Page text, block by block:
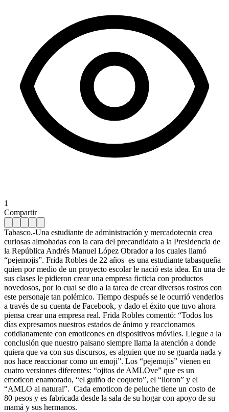
1
Compartir
Tabasco.-Una estudiante de administración y mercadotecnia crea
curiosas almohadas con la cara del precandidato a la Presidencia de
la República Andrés Manuel López Obrador a los cuales llamó
“pejemojis”. Frida Robles de 22 años es una estudiante tabasqueña
quien por medio de un proyecto escolar le nació esta idea. En una de
sus clases le pidieron crear una empresa ficticia con productos
novedosos, por lo cual se dio a la tarea de crear diversos rostros con
este personaje tan polémico. Tiempo después se le ocurrió venderlos
a través de su cuenta de Facebook, y dado el éxito que tuvo ahora
piensa crear una empresa real. Frida Robles comentó: “Todos los
días expresamos nuestros estados de ánimo y reaccionamos
cotidianamente con emoticones en dispositivos móviles. Llegue a la
conclusión que nuestro paisano siempre llama la atención a donde
quiera que va con sus discursos, es alguien que no se guarda nada y
nos hace reaccionar como un emoji”. Los “pejemojis” vienen en
cuatro versiones diferentes: “ojitos de AMLOve” que es un
emoticon enamorado, “el guiño de coqueto”, el “lloron” y el
“AMLO al natural”. Cada emoticon de peluche tiene un costo de
80 pesos y es fabricada desde la sala de su hogar con apoyo de su
mamá y sus hermanos.